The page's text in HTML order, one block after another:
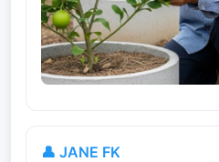
👤 JANE FK